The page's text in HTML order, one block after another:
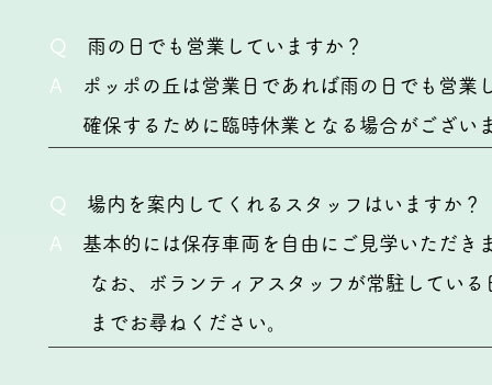
Q
雨の日でも営業していますか？
A ポッポの丘は営業日であれば雨の日でも営業
確保するために臨時休業となる場合がござい
Q
場内を案内してくれるスタッフはいますか？
A 基本的には保存車両を自由にご見学いただき
なお、ボランティアスタッフが常駐している
までお尋ねください。